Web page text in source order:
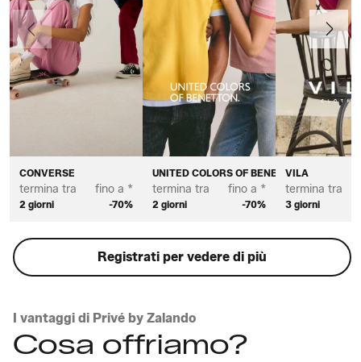
CONVERSE
termina tra
2 giorni
fino a *
-70%
UNITED COLORS OF BENETTON
termina tra
2 giorni
fino a *
-70%
VILA
termina tra
3 giorni
Precedente Avanti
Registrati per vedere di più
I vantaggi di Privé by Zalando
Cosa offriamo?